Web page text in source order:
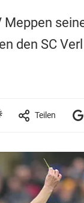
Meppen
den SC
Teilen